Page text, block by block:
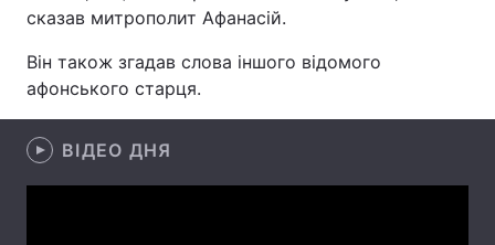
Зброя
Здоров'я
сказав митрополит Афанасій.
Він також згадав слова іншого відомого
афонського старця.
ВІДЕО ДНЯ